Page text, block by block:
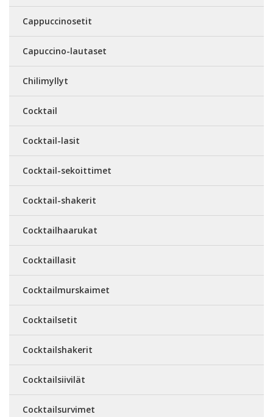
Cappuccinosetit
Capuccino-lautaset
Chilimyllyt
Cocktail
Cocktail-lasit
Cocktail-sekoittimet
Cocktail-shakerit
Cocktailhaarukat
Cocktaillasit
Cocktailmurskaimet
Cocktailsetit
Cocktailshakerit
Cocktailsiivilät
Cocktailsurvimet